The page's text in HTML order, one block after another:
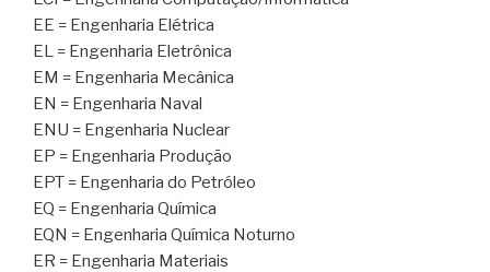
EE = Engenharia Elétrica
EL = Engenharia Eletrônica
EM = Engenharia Mecânica
EN = Engenharia Naval
ENU = Engenharia Nuclear
EP = Engenharia Produção
EPT = Engenharia do Petróleo
EQ = Engenharia Química
EQN = Engenharia Química Noturno
ER = Engenharia Materiais